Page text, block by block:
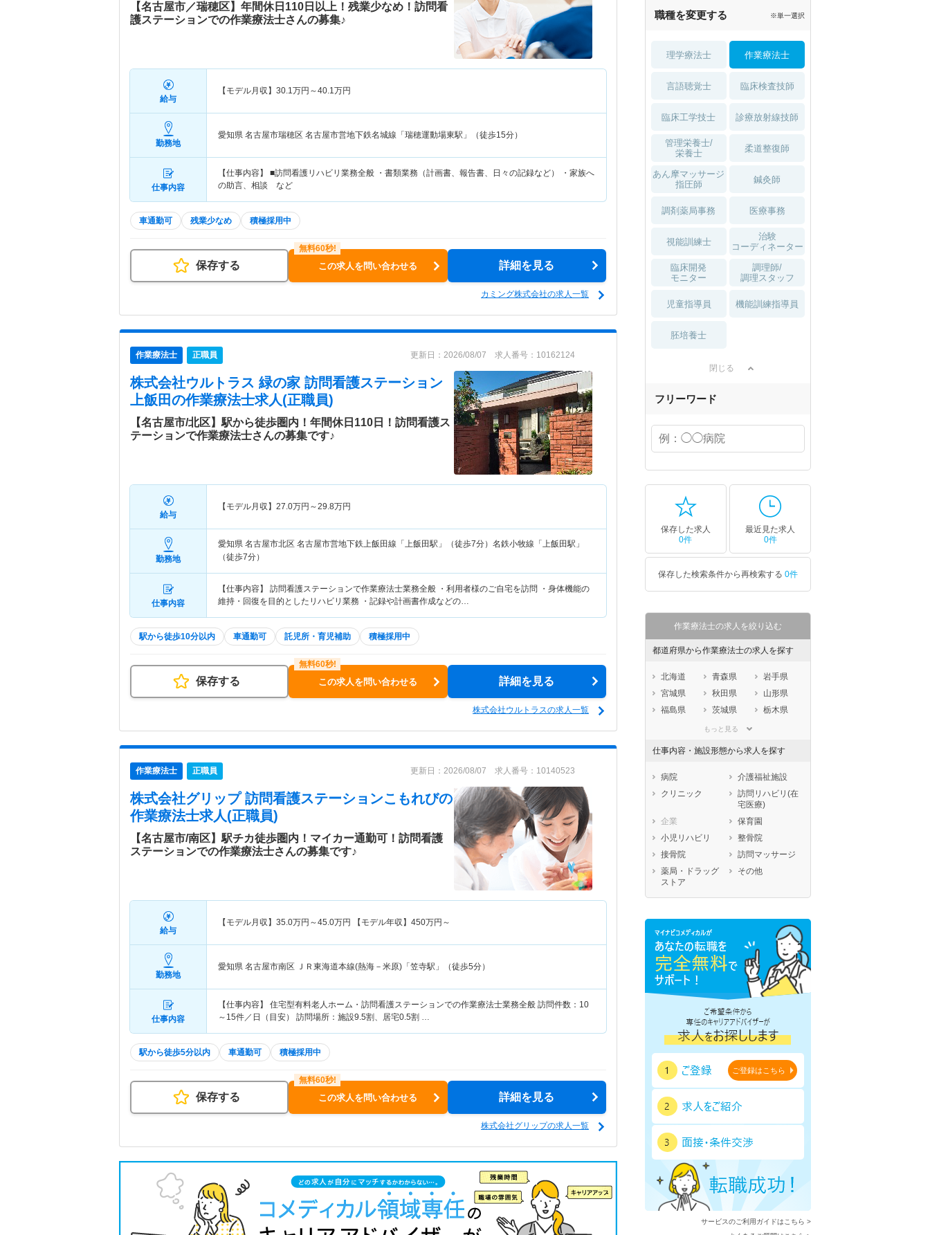
【名古屋市／瑞穂区】年間休日110日以上！残業少なめ！訪問看
護ステーションでの作業療法士さんの募集♪
給与
【モデル月収】 30.1万円～40.1万円
勤務地
愛知県 名古屋市瑞穂区 名古屋市営地下鉄名城線「瑞穂運動場東駅」（徒歩15分）
仕事内容
【仕事内容】 ■訪問看護リハビリ業務全般 ・書類業務（計画書、報告書、日々の記録など） ・家族へ
の助言、相談 など
車通勤可 残業少なめ 積極採用中
保存する この求人を問い合わせる 詳細を見る
カミング株式会社の求人一覧
作業療法士 正職員 更新日：2026/08/07 求人番号：10162124
株式会社ウルトラス 緑の家 訪問看護ステーション
上飯田の作業療法士求人(正職員)
【名古屋市/北区】駅から徒歩圏内！年間休日110日！訪問看護ス
テーションで作業療法士さんの募集です♪
給与
【モデル月収】 27.0万円～29.8万円
勤務地
愛知県 名古屋市北区 名古屋市営地下鉄上飯田線「上飯田駅」（徒歩7分）名鉄小牧線「上飯田駅」
（徒歩7分）
仕事内容
【仕事内容】 訪問看護ステーションで作業療法士業務全般 ・利用者様のご自宅を訪問 ・身体機能の
維持・回復を目的としたリハビリ業務 ・記録や計画書作成などの…
駅から徒歩10分以内 車通勤可 託児所・育児補助 積極採用中
保存する この求人を問い合わせる 詳細を見る
株式会社ウルトラスの求人一覧
作業療法士 正職員 更新日：2026/08/07 求人番号：10140523
株式会社グリップ 訪問看護ステーションこもれびの
作業療法士求人(正職員)
【名古屋市/南区】駅チカ徒歩圏内！マイカー通勤可！訪問看護
ステーションでの作業療法士さんの募集です♪
給与
【モデル月収】 35.0万円～45.0万円 【モデル年収】 450万円～
勤務地
愛知県 名古屋市南区 ＪＲ東海道本線(熱海－米原)「笠寺駅」（徒歩5分）
仕事内容
【仕事内容】 住宅型有料老人ホーム・訪問看護ステーションでの作業療法士業務全般 訪問件数：10
～15件／日（目安） 訪問場所：施設9.5割、居宅0.5割 …
駅から徒歩5分以内 車通勤可 積極採用中
保存する この求人を問い合わせる 詳細を見る
株式会社グリップの求人一覧
職種を変更する ※単一選択
理学療法士 作業療法士
言語聴覚士 臨床検査技師
臨床工学技士 診療放射線技師
管理栄養士/
栄養士
柔道整復師
あん摩マッサージ
指圧師
鍼灸師
調剤薬局事務 医療事務
視能訓練士
治験
コーディネーター
臨床開発
モニター
調理師/
調理スタッフ
児童指導員 機能訓練指導員
胚培養士
閉じる
フリーワード
保存した求人
0件
最近見た求人
0件
保存した検索条件から再検索する 0件
作業療法士の求人を絞り込む
都道府県から作業療法士の求人を探す
北海道 青森県
岩手県
宮城県
秋田県
山形県
福島県
茨城県
栃木県
埼玉県
石川県
福井県
岐阜県
静岡県
愛知県
三重県
大阪府
兵庫県
奈良県
鳥取県
島根県
広島県
山口県
徳島県
香川県
愛媛県
もっと見る
仕事内容・施設形態から求人を探す
病院
介護福祉施設
クリニック
訪問リハビリ(在
宅医療)
企業
保育園
小児リハビリ
整骨院
接骨院
訪問マッサージ
薬局・ドラッグ
ストア
その他
ご登録はこちら
サービスのご利用ガイドはこちら >